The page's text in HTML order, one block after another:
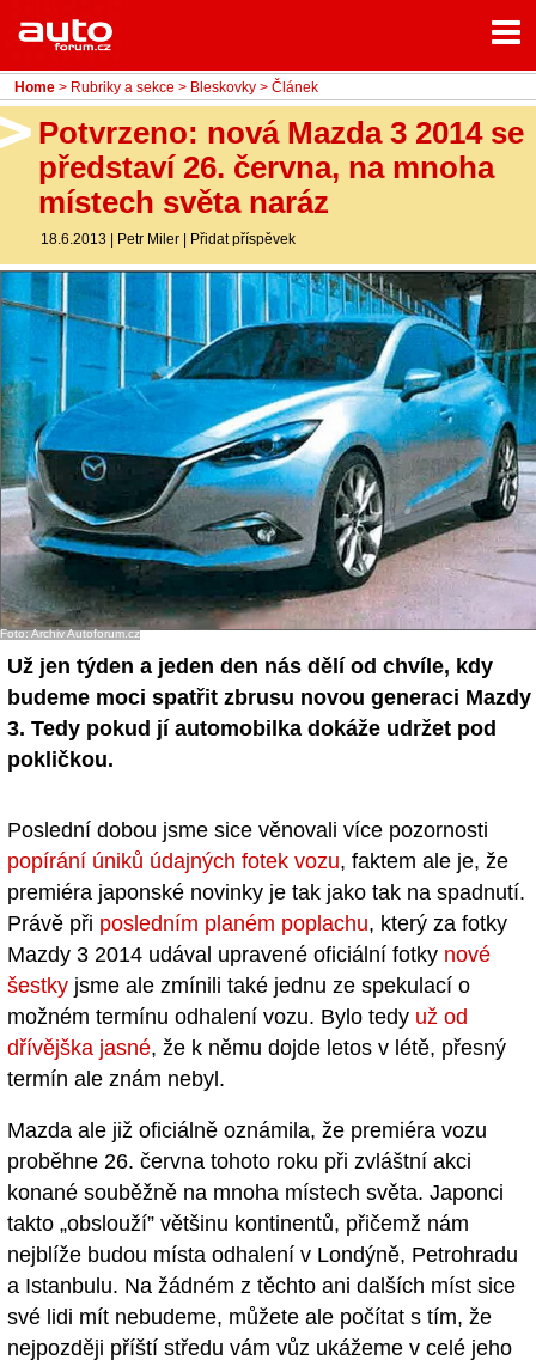
Home
Rubriky
- Testy aut
- Jízdní dojmy a další testy
- Představení
- Fascinace a historie
- Život řidiče
- Tuning
- Technika
- Zajímavosti
- Ostatní
Diskuzní fórum
Sledujte nás!
Home > Rubriky a sekce > Bleskovky > Článek
Potvrzeno: nová Mazda 3 2014 se
představí 26. června, na mnoha
místech světa naráz
18.6.2013 | Petr Miler | Přidat příspěvek
Foto: Archiv Autoforum.cz
Už jen týden a jeden den nás dělí od chvíle, kdy
budeme moci spatřit zbrusu novou generaci Mazdy
3. Tedy pokud jí automobilka dokáže udržet pod
pokličkou.
Poslední dobou jsme sice věnovali více pozornosti
popírání úniků údajných fotek vozu, faktem ale je, že
premiéra japonské novinky je tak jako tak na spadnutí.
Právě při posledním planém poplachu, který za fotky
Mazdy 3 2014 udával upravené oficiální fotky nové
šestky jsme ale zmínili také jednu ze spekulací o
možném termínu odhalení vozu. Bylo tedy už od
dřívějška jasné, že k němu dojde letos v létě, přesný
termín ale znám nebyl.
Mazda ale již oficiálně oznámila, že premiéra vozu
proběhne 26. června tohoto roku při zvláštní akci
konané souběžně na mnoha místech světa. Japonci
takto „obslouží” většinu kontinentů, přičemž nám
nejblíže budou místa odhalení v Londýně, Petrohradu
a Istanbulu. Na žádném z těchto ani dalších míst sice
své lidi mít nebudeme, můžete ale počítat s tím, že
nejpozději příští středu vám vůz ukážeme v celé jeho